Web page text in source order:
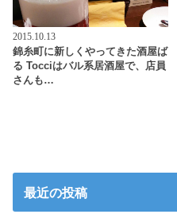
2015.10.13
錦糸町に新しくやってきた酒屋ば
る Tocciはバル系居酒屋で、店員
さんも…
最近の投稿